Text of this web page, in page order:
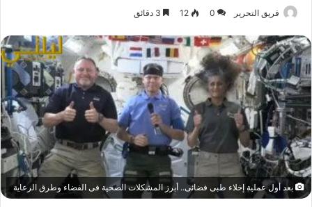
فريق التحرير 0
12
بعد أول عملية إخلاء طبى فضائى.. أبرز المشكلات الصحية فى الفضاء وطرق الرعاية